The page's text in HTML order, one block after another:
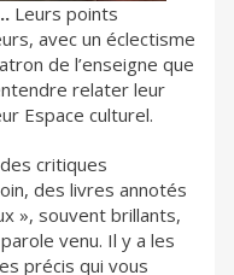
Leurs points
avec un éclectisme
de l’enseigne que
relater leur
Espace culturel.
critiques
des livres annotés
», souvent brillants,
venu. Il y a les
précis qui vous